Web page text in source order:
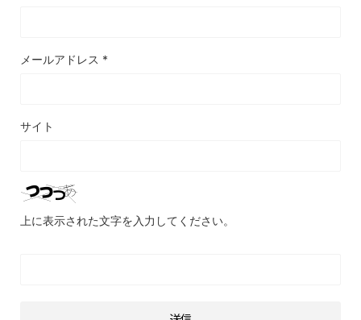
メールアドレス *
サイト
上に表示された文字を入力してください。